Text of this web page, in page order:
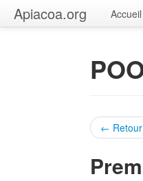
Apiacoa.org Accueil
← Retour